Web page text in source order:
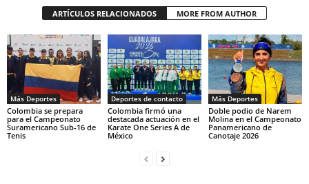
ARTÍCULOS RELACIONADOS MORE FROM AUTHOR
Más Deportes
Colombia se prepara
para el Campeonato
Suramericano Sub-16 de
Tenis
Deportes de contacto
Colombia firmó una
destacada actuación en el
Karate One Series A de
México
Más Deportes
Doble podio de Narem
Molina en el Campeonato
Panamericano de
Canotaje 2026